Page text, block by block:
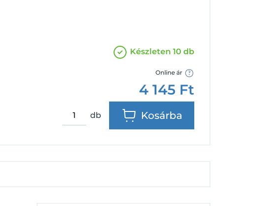
Készleten 10 db
Online ár
4 145 Ft
db Kosárba